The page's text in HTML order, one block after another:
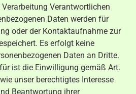
Verantwortlichen
Daten werden für
oder der Kontaktaufnahme zur
Es erfolgt keine
Daten an Dritte.
ist die Einwilligung gemäß Art.
unser berechtigtes Interesse
Beantwortung ihrer